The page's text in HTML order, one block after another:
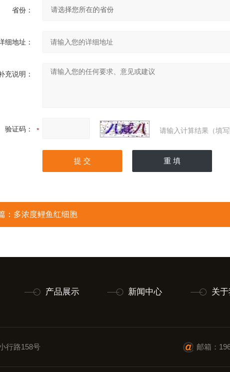
省份：
细地址：
充说明：
验证码： 请输入计算结果（填
： 多浓度鲤鱼红细胞
产品展示 新闻中心 关
行路158号 邮箱：